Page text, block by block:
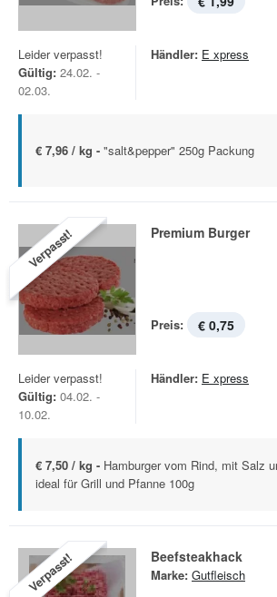
Leider verpasst!
Gültig: 24.02. -
02.03.
Händler: E xpress
€ 7,96 / kg - "salt&pepper" 250g Packung
Verpasst! Premium Burger
Preis: € 0,75
Leider verpasst!
Gültig: 04.02. -
10.02.
Händler: E xpress
€ 7,50 / kg - Hamburger vom Rind, mit Salz
ideal für Grill und Pfanne 100g
Verpasst! Beefsteakhack
Marke: Gutfleisch